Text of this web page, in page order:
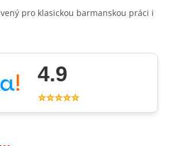
pro klasickou barmanskou práci i
4.9
⭐⭐⭐⭐⭐